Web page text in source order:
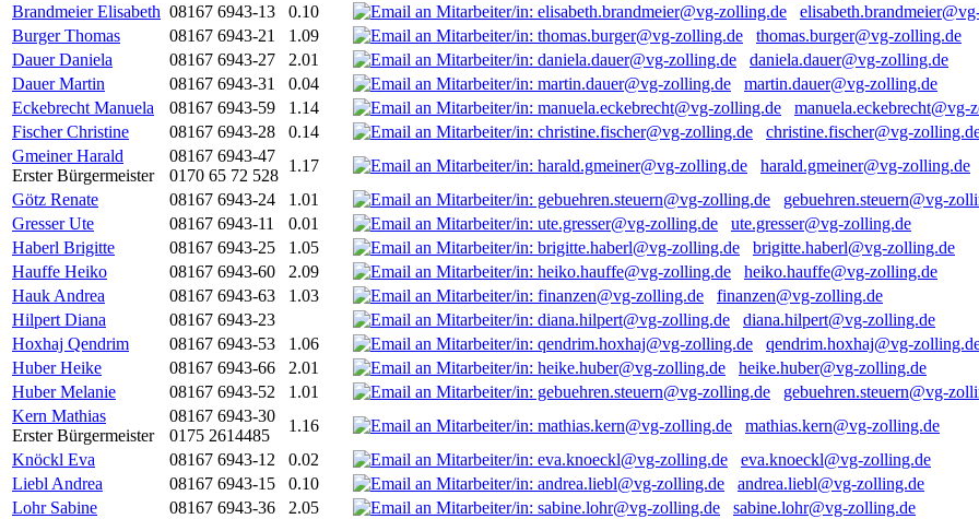
Brandmeier Elisabeth 08167 6943-13 0.10
Burger Thomas
08167 6943-21 1.09
thomas.burger@vg-zolling.de
Dauer Daniela
08167 6943-27 2.01
daniela.dauer@vg-zolling.de
Dauer Martin
08167 6943-31 0.04
martin.dauer@vg-zolling.de
Eckebrecht Manuela
08167 6943-59 1.14
manuela.eckebrecht@vg-
Fischer Christine
08167 6943-28 0.14
christine.fischer@vg-
Gmeiner Harald
Erster Bürgermeister
08167 6943-47
0170 65 72 528
1.17
harald.gmeiner@vg-zolling.de
Götz Renate
08167 6943-24 1.01
gebuehren.steuern@vg-
Gresser Ute
08167 6943-11 0.01
ute.gresser@vg-zolling.de
Haberl Brigitte
08167 6943-25 1.05
brigitte.haberl@vg-zolling.de
Hauffe Heiko
08167 6943-60 2.09
heiko.hauffe@vg-zolling.de
Hauk Andrea
08167 6943-63 1.03
finanzen@vg-zolling.de
Hilpert Diana
08167 6943-23
diana.hilpert@vg-zolling.de
Hoxhaj Qendrim
08167 6943-53 1.06
qendrim.hoxhaj@vg-
Huber Heike
08167 6943-66 2.01
heike.huber@vg-zolling.de
Huber Melanie
08167 6943-52 1.01
gebuehren.steuern@vg-
Kern Mathias
Erster Bürgermeister
08167 6943-30
0175 2614485
1.16
mathias.kern@vg-zolling.de
Knöckl Eva
08167 6943-12 0.02
eva.knoeckl@vg-zolling.de
Liebl Andrea
08167 6943-15 0.10
andrea.liebl@vg-zolling.de
Lohr Sabine
08167 6943-36 2.05
sabine.lohr@vg-zolling.de